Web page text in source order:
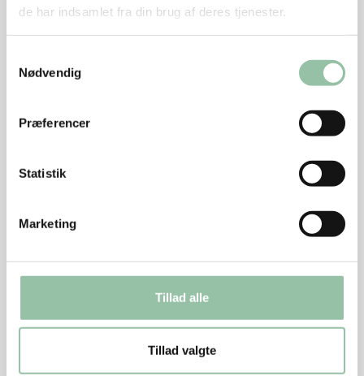
de har indsamlet fra din brug af deres tjenester.
Nødvendig
Præferencer
Statistik
Marketing
Tillad alle
Tillad valgte
at du vender dem rundt undervejs.
Pakkes i alufolie og køkkenrulle, når de er kølet af, og
En oplagt ting til madpakken er rester fra dagen
nogen rester, så kan man også lave en portion
kyllingelår, der er marinerede og færdigstegte. De
kan holde 2 dage i køleskab, og så er de såmænd
også spist.
Energifordeling
Energiindhold for hele opskriften 8691 kJ (2086
kcal)